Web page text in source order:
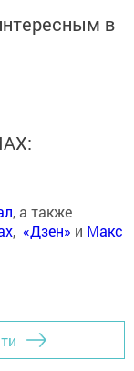
в
, а также
, «Дзен» и Макс